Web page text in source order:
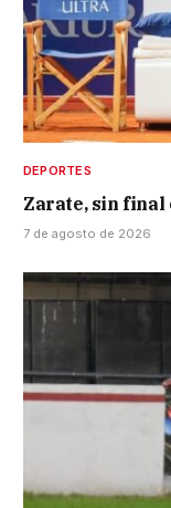
DEPORTES
Zarate, sin final
7 de agosto de 2026